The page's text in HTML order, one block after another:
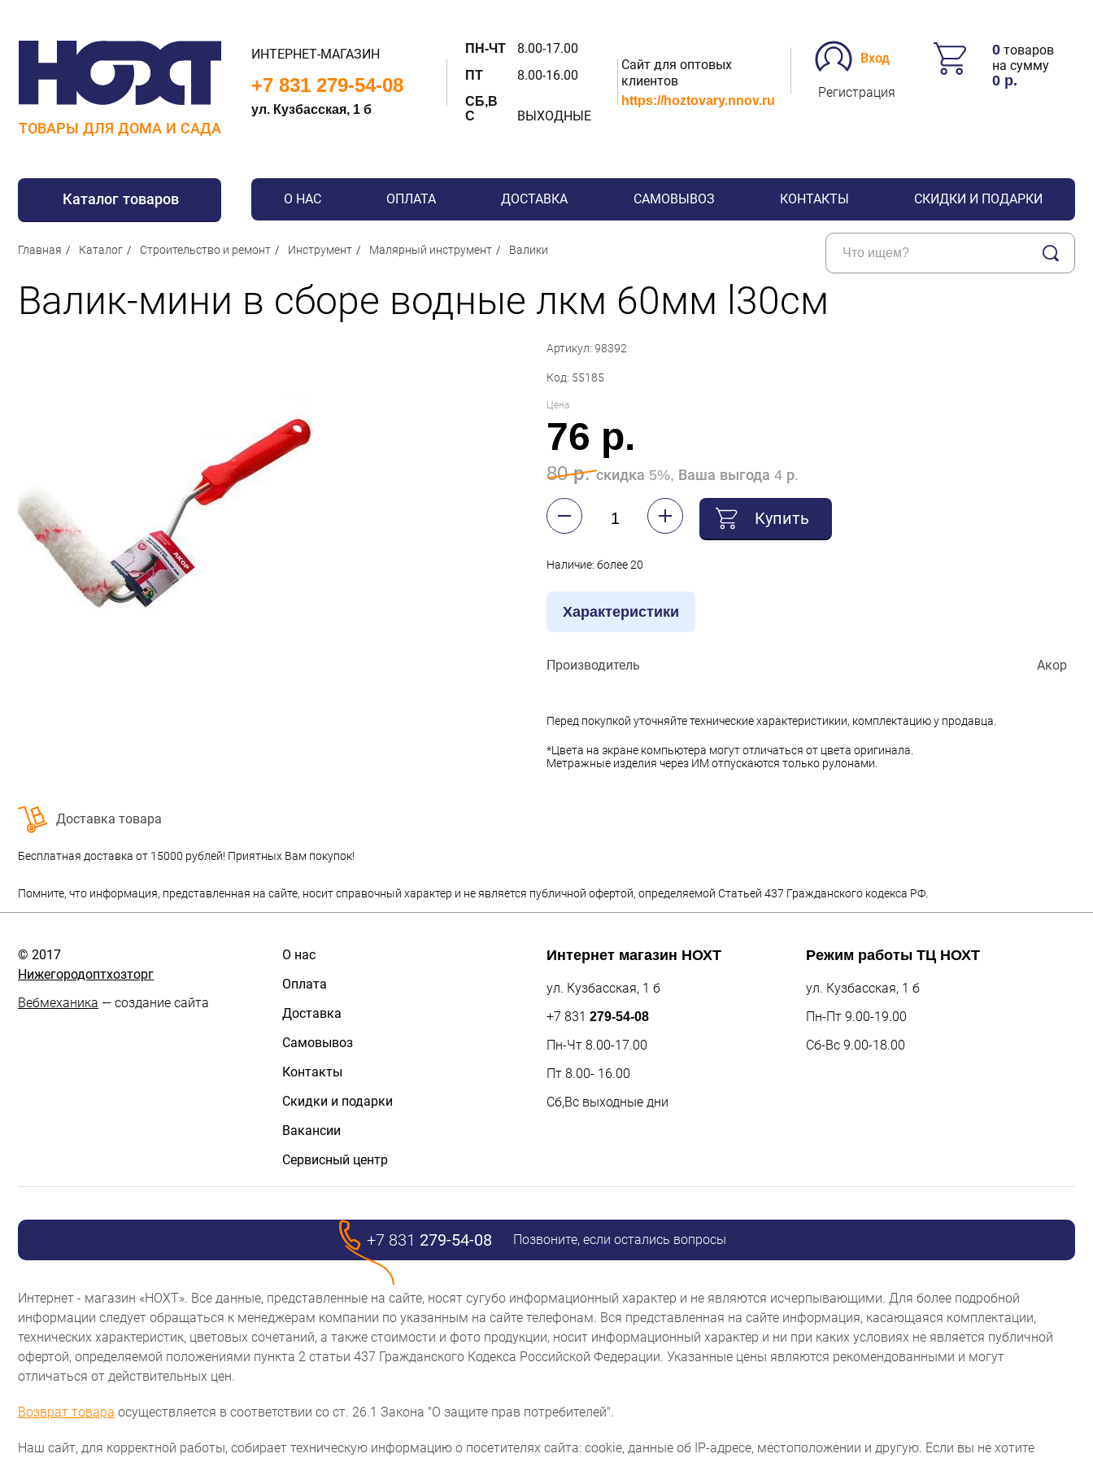
ТОВАРЫ ДЛЯ ДОМА И САДА
ИНТЕРНЕТ-МАГАЗИН
+7 831 279-54-08
ул. Кузбасская, 1 б
ПН-ЧТ 8.00-17.00
ПТ 8.00-16.00
СБ,В
С
ВЫХОДНЫЕ
Сайт для оптовых
клиентов
https://hoztovary.nnov.ru
Вход
Регистрация
0 товаров
на сумму
0 р.
Каталог товаров
Для дома
Сантехника
О НАС ОПЛАТА ДОСТАВКА САМОВЫВОЗ КОНТАКТЫ СКИДКИ И ПОДАРКИ
Главная Каталог Строительство и ремонт Инструмент Малярный инструмент Валики
Валик-мини в сборе водные лкм 60мм l30см
Доставка товара
Бесплатная доставка от 15000 рублей! Приятных Вам покупок!
Артикул: 98392
Код: 55185
Цена
76 р.
80 р.скидка 5%, Ваша выгода 4 р.
Купить
Наличие: более 20
Характеристики
Производитель Акор
Перед покупкой уточняйте технические характеристикии, комплектацию у продавца.
*Цвета на экране компьютера могут отличаться от цвета оригинала.
Метражные изделия через ИМ отпускаются только рулонами.
Помните, что информация, представленная на сайте, носит справочный характер и не является публичной офертой, определяемой Статьей 437 Гражданского кодекса РФ.
© 2017
Нижегородоптхозторг
Вебмеханика — создание сайта
О нас
Оплата
Доставка
Самовывоз
Контакты
Скидки и подарки
Вакансии
Сервисный центр
Интернет магазин НОХТ
ул. Кузбасская, 1 б
+7 831 279-54-08
Пн-Чт 8.00-17.00
Пт 8.00- 16.00
Сб,Вс выходные дни
Режим работы ТЦ НОХТ
ул. Кузбасская, 1 б
Пн-Пт 9.00-19.00
Сб-Вс 9.00-18.00
+7 831 279-54-08 Позвоните, если остались вопросы
Интернет - магазин «НОХТ». Все данные, представленные на сайте, носят сугубо информационный характер и не являются исчерпывающими. Для более подробной
информации следует обращаться к менеджерам компании по указанным на сайте телефонам. Вся представленная на сайте информация, касающаяся комплектации,
технических характеристик, цветовых сочетаний, а также стоимости и фото продукции, носит информационный характер и ни при каких условиях не является публичной
офертой, определяемой положениями пункта 2 статьи 437 Гражданского Кодекса Российской Федерации. Указанные цены являются рекомендованными и могут
отличаться от действительных цен.
Возврат товара осуществляется в соответствии со ст. 26.1 Закона "О защите прав потребителей".
Наш сайт, для корректной работы, собирает техническую информацию о посетителях сайта: cookie, данные об IP-адресе, местоположении и другую. Если вы не хотите